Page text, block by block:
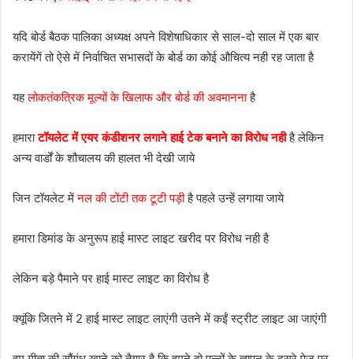
यदि बोर्ड बैठक पालिका अध्यक्ष अपने विशेषाधिकार से साल-दो साल में एक बार
करायेंगें तो ऐसे में निर्वाचित सभासदों के बोर्ड का कोई औचित्य नही रह जाता है
यहलोकतंकत्रिक मूल्यों के खिलाफ और बोर्ड की अवमाननाहै
हमाराटॉयलेट में एयर कंडीशनर लगाने हाई टेक बनाने का विरोध नहीहै लेकिन
अन्य वार्डों के शौचालय की हालत भी देखी जाये
जिन टॉयलेट मेंनल की टोंटी तक टूटी पड़ीहै पहले उन्हें लगाया जाये
हमारा डिमांड के अनुरूप हाई मास्ट लाइट खरीद पर विरोध नही है
लेकिन बड़े पैमाने पर हाई मास्ट लाइट का विरोध है
क्यूंकि जितने में 2 हाई मास्ट लाइट लाएंगी उतने में कईं स्ट्रीट लाइट आ जाएंगी